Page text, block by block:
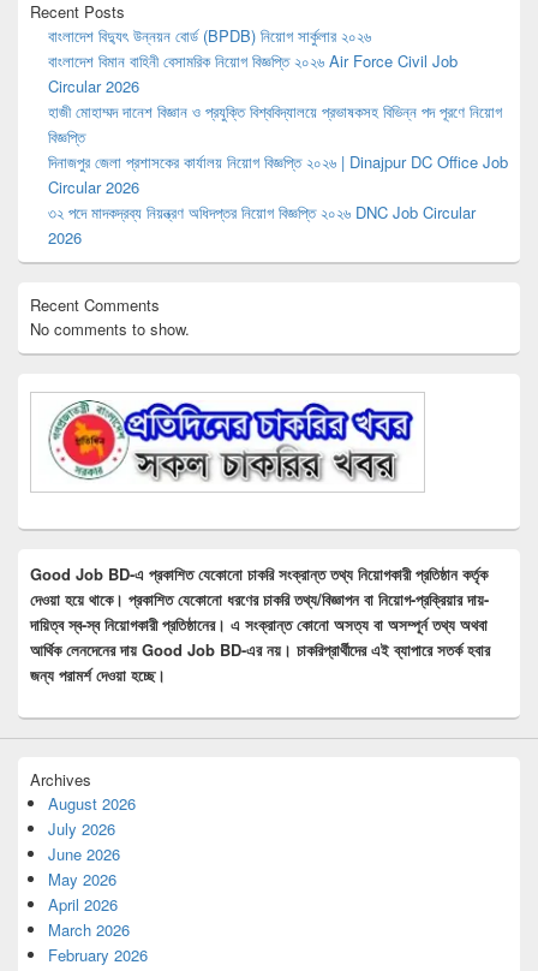
Recent Posts
বাংলাদেশ বিদ্যুৎ উন্নয়ন বোর্ড (BPDB) নিয়োগ সার্কুলার ২০২৬
বাংলাদেশ বিমান বাহিনী বেসামরিক নিয়োগ বিজ্ঞপ্তি ২০২৬ Air Force Civil Job
Circular 2026
হাজী মোহাম্মদ দানেশ বিজ্ঞান ও প্রযুক্তি বিশ্ববিদ্যালয়ে প্রভাষকসহ বিভিন্ন পদ পূরণে নিয়োগ
বিজ্ঞপ্তি
দিনাজপুর জেলা প্রশাসকের কার্যালয় নিয়োগ বিজ্ঞপ্তি ২০২৬ | Dinajpur DC Office Job
Circular 2026
৩২ পদে মাদকদ্রব্য নিয়ন্ত্রণ অধিদপ্তর নিয়োগ বিজ্ঞপ্তি ২০২৬ DNC Job Circular
2026
Recent Comments
No comments to show.
Good Job BD-এ প্রকাশিত যেকোনো চাকরি সংক্রান্ত তথ্য নিয়োগকারী প্রতিষ্ঠান কর্তৃক
দেওয়া হয়ে থাকে। প্রকাশিত যেকোনো ধরণের চাকরি তথ্য/বিজ্ঞাপন বা নিয়োগ-প্রক্রিয়ার দায়-
দায়িত্ব স্ব-স্ব নিয়োগকারী প্রতিষ্ঠানের। এ সংক্রান্ত কোনো অসত্য বা অসম্পূর্ন তথ্য অথবা
আর্থিক লেনদেনের দায় Good Job BD-এর নয়। চাকরিপ্রার্থীদের এই ব্যাপারে সতর্ক হবার
জন্য পরামর্শ দেওয়া হচ্ছে।
Archives
August 2026
July 2026
June 2026
May 2026
April 2026
March 2026
February 2026